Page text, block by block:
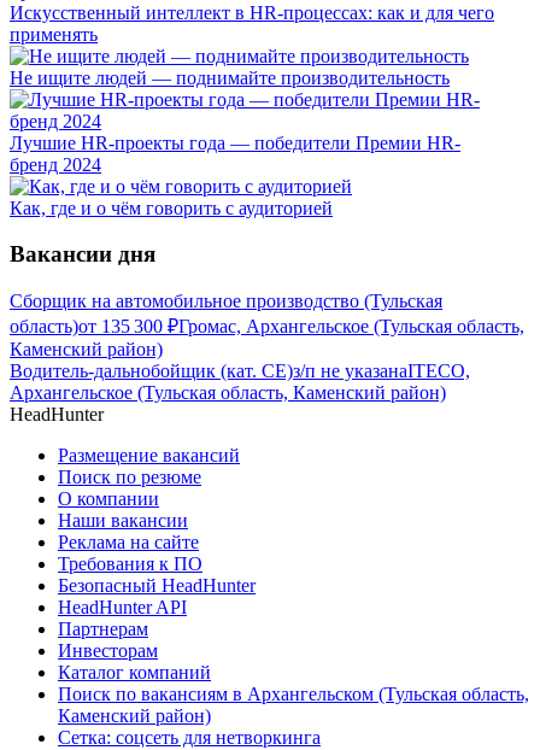
Искусственный интеллект в HR-процессах: как и для чего
применять
Не ищите людей — поднимайте производительность
Лучшие HR-проекты года — победители Премии HR-
бренд 2024
Как, где и о чём говорить с аудиторией
Вакансии дня
Сборщик на автомобильное производство (Тульская
область)от 135 300 ₽Громас, Архангельское (Тульская область,
Каменский район)
Водитель-дальнобойщик (кат. CE)з/п не указанаITECO,
Архангельское (Тульская область, Каменский район)
HeadHunter
Размещение вакансий
Поиск по резюме
О компании
Наши вакансии
Реклама на сайте
Требования к ПО
Безопасный HeadHunter
HeadHunter API
Партнерам
Инвесторам
Каталог компаний
Поиск по вакансиям в Архангельском (Тульская область,
Каменский район)
Сетка: соцсеть для нетворкинга